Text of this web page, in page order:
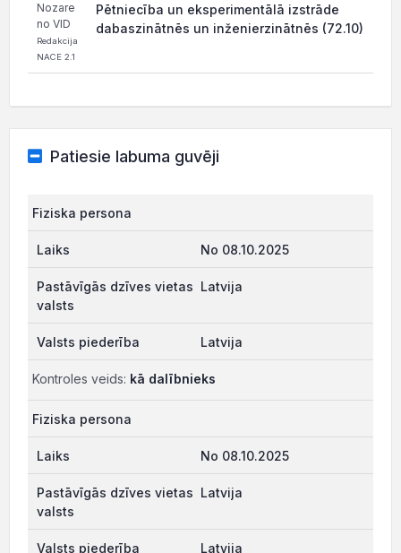
Nozare
no VID
Redakcija
NACE 2.1
Pētniecība un eksperimentālā izstrāde
dabaszinātnēs un inženierzinātnēs (72.10)
Patiesie labuma guvēji
Fiziska persona
No 08.10.2025
Latvija
Latvija
Kontroles veids: kā dalībnieks
Fiziska persona
No 08.10.2025
Latvija
Latvija